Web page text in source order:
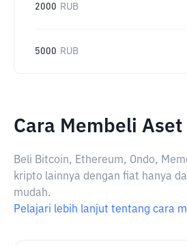
2000 RUB
5000 RUB
Cara Membeli
Beli Bitcoin, Ethereum, Ondo,
kripto lainnya dengan fiat hanya
mudah.
Pelajari lebih lanjut tentang cara